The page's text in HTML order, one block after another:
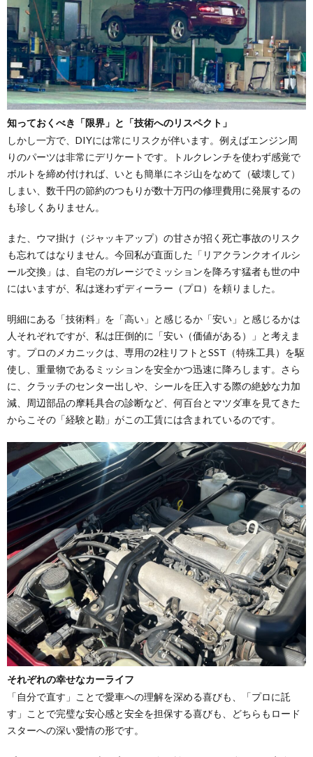
知っておくべき「限界」と「技術へのリスペクト」
しかし一方で、DIYには常にリスクが伴います。例えばエンジン周
りのパーツは非常にデリケートです。トルクレンチを使わず感覚で
ボルトを締め付ければ、いとも簡単にネジ山をなめて（破壊して）
しまい、数千円の節約のつもりが数十万円の修理費用に発展するの
も珍しくありません。
また、ウマ掛け（ジャッキアップ）の甘さが招く死亡事故のリスク
も忘れてはなりません。今回私が直面した「リアクランクオイルシ
ール交換」は、自宅のガレージでミッションを降ろす猛者も世の中
にはいますが、私は迷わずディーラー（プロ）を頼りました。
明細にある「技術料」を「高い」と感じるか「安い」と感じるかは
人それぞれですが、私は圧倒的に「安い（価値がある）」と考えま
す。プロのメカニックは、専用の2柱リフトとSST（特殊工具）を駆
使し、重量物であるミッションを安全かつ迅速に降ろします。さら
に、クラッチのセンター出しや、シールを圧入する際の絶妙な力加
減、周辺部品の摩耗具合の診断など、何百台とマツダ車を見てきた
からこその「経験と勘」がこの工賃には含まれているのです。
それぞれの幸せなカーライフ
「自分で直す」ことで愛車への理解を深める喜びも、「プロに託
す」ことで完璧な安心感と安全を担保する喜びも、どちらもロード
スターへの深い愛情の形です。